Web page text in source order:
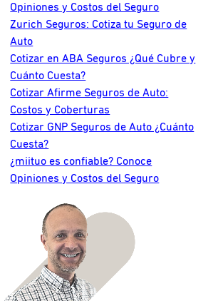
Opiniones y Costos del Seguro
Zurich Seguros: Cotiza tu Seguro de
Auto
Cotizar en ABA Seguros ¿Qué Cubre y
Cuánto Cuesta?
Cotizar Afirme Seguros de Auto:
Costos y Coberturas
Cotizar GNP Seguros de Auto ¿Cuánto
Cuesta?
¿miituo es confiable? Conoce
Opiniones y Costos del Seguro